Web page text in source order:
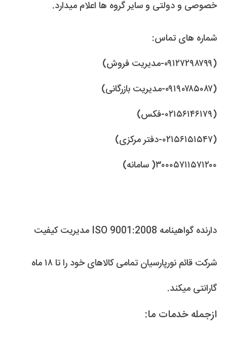
خصوصی و دولتی و سایر گروه ها اعلام میدارد.
شماره های تماس:
(۰۹۱۲۷۲۹۸۷۹۹-مدیریت فروش)
(۰۹۱۹۰۷۸۵۰۸۷-مدیریت بازرگانی)
(۰۲۱۵۶۱۴۶۱۷۹-فکس)
(۰۲۱۵۶۱۵۱۵۴۷-دفتر مرکزی)
۳۰۰۰۵۷۱۱۵۷۱۲۰۰( سامانه)
دارنده گواهینامه ISO 9001:2008 مدیریت کیفیت
شرکت قائم نورپارسیان تمامی کالاهای خود را تا ۱۸ ماه
گارانتی میکند.
ازجمله خدمات ما: